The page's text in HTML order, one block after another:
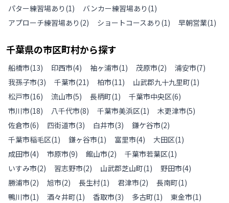
パター練習場あり (1) バンカー練習場あり (1)
アプローチ練習場あり (2) ショートコースあり (1) 早朝営業(1)
千葉県の市区町村から探す
船橋市(13) 印西市(4) 袖ヶ浦市(1) 茂原市(2) 浦安市(7)
我孫子市(3) 千葉市(21) 柏市(11) 山武郡九十九里町(1)
松戸市(16) 流山市(5) 長柄町(1) 千葉市中央区(6)
市川市(18) 八千代市(8) 千葉市美浜区(1) 木更津市(5)
佐倉市(6) 四街道市(3) 白井市(3) 鎌ケ谷市(2)
千葉市稲毛区(1) 鎌ヶ谷市(1) 富里市(4) 大田区(1)
成田市(4) 市原市(9) 館山市(2) 千葉市若葉区(1)
いすみ市(2) 習志野市(2) 山武郡芝山町(1) 野田市(4)
勝浦市(2) 旭市(2) 長生村(1) 君津市(2) 長南町(1)
鴨川市(1) 酒々井町(1) 香取市(3) 多古町(1) 東金市(1)